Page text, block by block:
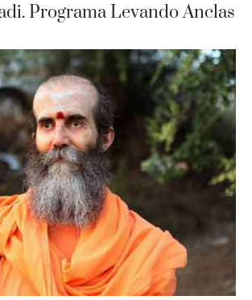
Programa Levando Anclas